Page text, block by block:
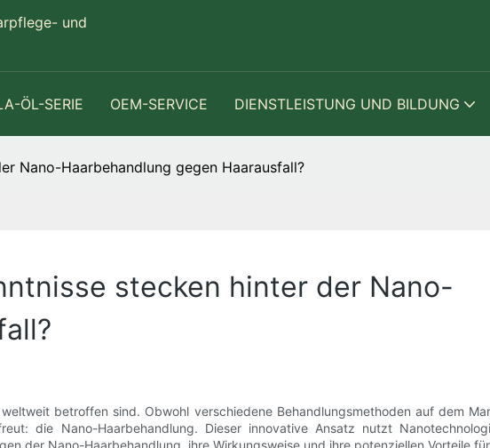
und
ÖL-SERIE OEM-SERVICE DIENSTLEISTUNG UND BILDUNG
Nano-Haarbehandlung gegen Haarausfall?
stecken hinter der Nano-
betroffen sind. Obwohl verschiedene Behandlungsmethoden auf dem
die Nano-Haarbehandlung. Dieser innovative Ansatz nutzt